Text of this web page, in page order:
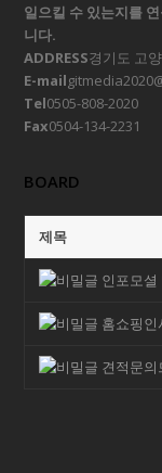
일으킬 수 있는지를
니다.
ADDRESS경기도 고
E-mail
Tel0505-808-2020
Fax0504-134-2231
BOARD
제목
인포모
홈쇼핑인
견적문의